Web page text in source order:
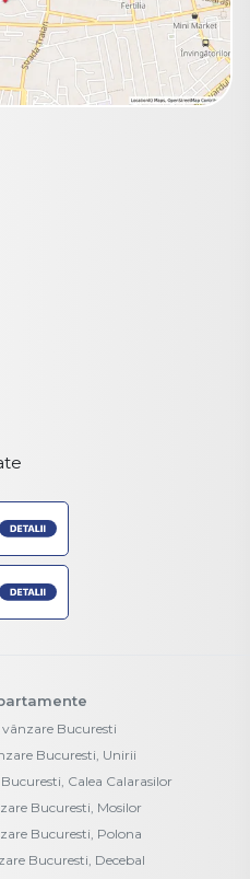
Bucuresti
Bucuresti, Unirii
Calea Calarasilor
Bucuresti, Mosilor
Bucuresti, Polona
Bucuresti, Decebal